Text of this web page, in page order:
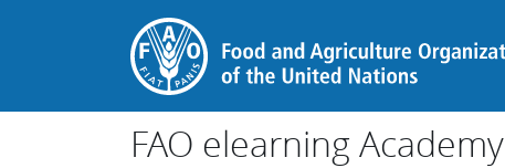
Skip to main content
FAO elearning Academy